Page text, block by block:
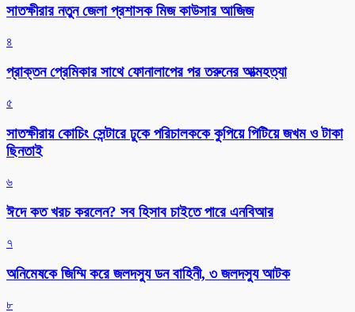
সাতক্ষীরার নতুন জেলা প্রশাসক মিজ কাউসার আজিজ
৪
প্রাক্তন প্রেমিকার সাথে ফোনালাপের পর তরুনের আত্মহত্যা
৫
সাতক্ষীরায় কোচিং সেন্টারে ঢুকে পরিচালককে কুপিয়ে পিটিয়ে জখম ও টাকা
ছিনতাই
৬
ঈদে কত খরচ করলেন? সব হিসাব চাইতে পারে এনবিআর
৭
অনিমেষকে জিম্মি করে জলদস্যু ডন বাহিনী, ৩ জলদস্যু আটক
৮